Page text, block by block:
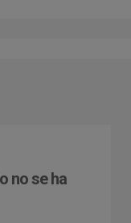
no se ha